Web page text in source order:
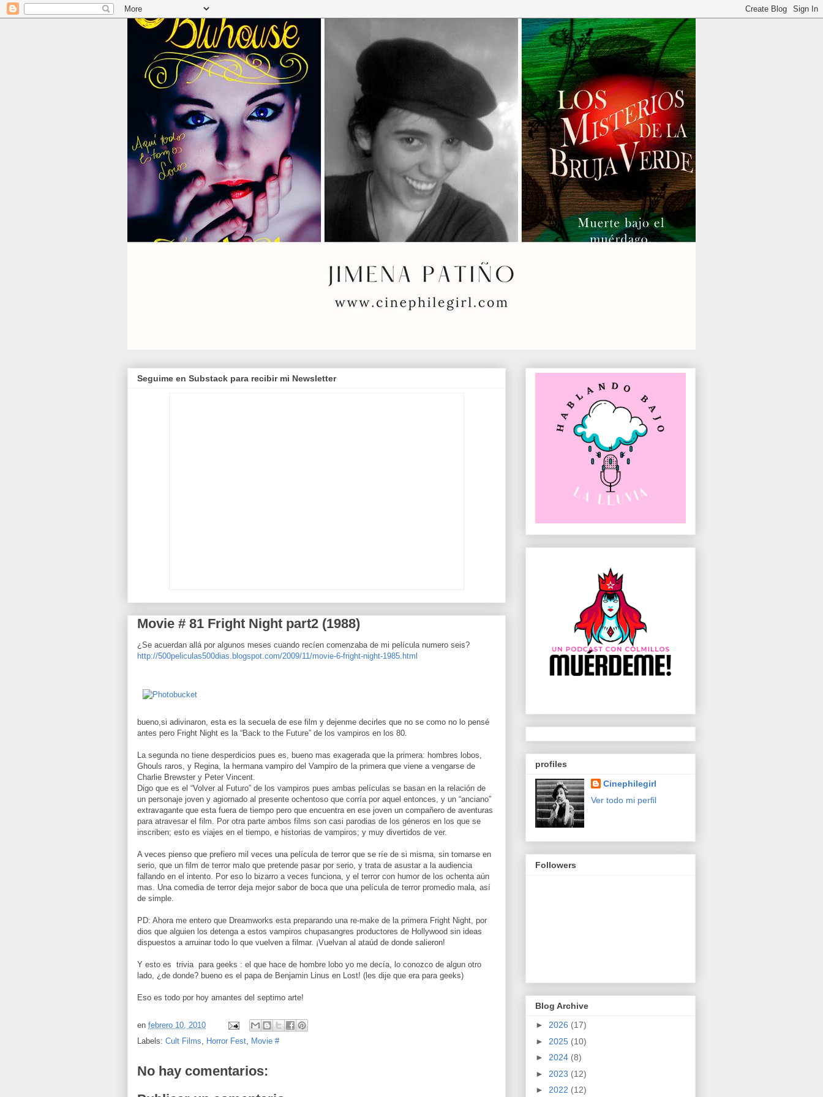
Seguime en Substack para recibir mi Newsletter
Movie # 81 Fright Night part2 (1988)
¿Se acuerdan allá por algunos meses cuando recíen comenzaba de mi película numero seis?
http://500peliculas500dias.blogspot.com/2009/11/movie-6-fright-night-1985.html
bueno,si adivinaron, esta es la secuela de ese film y dejenme decirles que no se como no lo pensé
antes pero Fright Night es la “Back to the Future” de los vampiros en los 80.
La segunda no tiene desperdicios pues es, bueno mas exagerada que la primera: hombres lobos,
Ghouls raros, y Regina, la hermana vampiro del Vampiro de la primera que viene a vengarse de
Charlie Brewster y Peter Vincent.
Digo que es el “Volver al Futuro” de los vampiros pues ambas películas se basan en la relación de
un personaje joven y agiornado al presente ochentoso que corría por aquel entonces, y un “anciano”
extravagante que esta fuera de tiempo pero que encuentra en ese joven un compañero de aventuras
para atravesar el film. Por otra parte ambos films son casi parodias de los géneros en los que se
inscriben; esto es viajes en el tiempo, e historias de vampiros; y muy divertidos de ver.
A veces pienso que prefiero mil veces una película de terror que se ríe de si misma, sin tomarse en
serio, que un film de terror malo que pretende pasar por serio, y trata de asustar a la audiencia
fallando en el intento. Por eso lo bizarro a veces funciona, y el terror con humor de los ochenta aún
mas. Una comedia de terror deja mejor sabor de boca que una película de terror promedio mala, así
de simple.
PD: Ahora me entero que Dreamworks esta preparando una re-make de la primera Fright Night, por
dios que alguien los detenga a estos vampiros chupasangres productores de Hollywood sin ideas
dispuestos a arruinar todo lo que vuelven a filmar. ¡Vuelvan al ataúd de donde salieron!
Y esto es trivia para geeks : el que hace de hombre lobo yo me decía, lo conozco de algun otro
lado, ¿de donde? bueno es el papa de Benjamin Linus en Lost! (les dije que era para geeks)
Eso es todo por hoy amantes del septimo arte!
en febrero 10, 2010
Labels: Cult Films, Horror Fest, Movie #
No hay comentarios:
profiles
Cinephilegirl
Ver todo mi perfil
Followers
Blog Archive
► 2026 (17)
► 2025 (10)
► 2024 (8)
► 2023 (12)
► 2022 (12)